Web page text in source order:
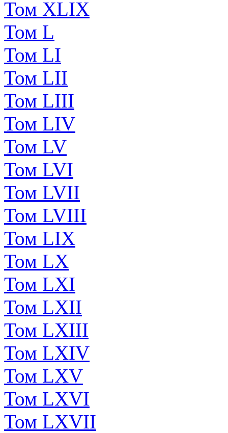
Том XLIX
Том L
Том LI
Том LII
Том LIII
Том LIV
Том LV
Том LVI
Том LVII
Том LVIII
Том LIX
Том LX
Том LXI
Том LXII
Том LXIII
Том LXIV
Том LXV
Том LXVI
Том LXVII